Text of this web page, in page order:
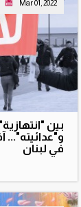
Mar 01, 2022
بين
و"عدائيته"...
في لبنان